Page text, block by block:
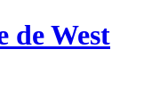
de West